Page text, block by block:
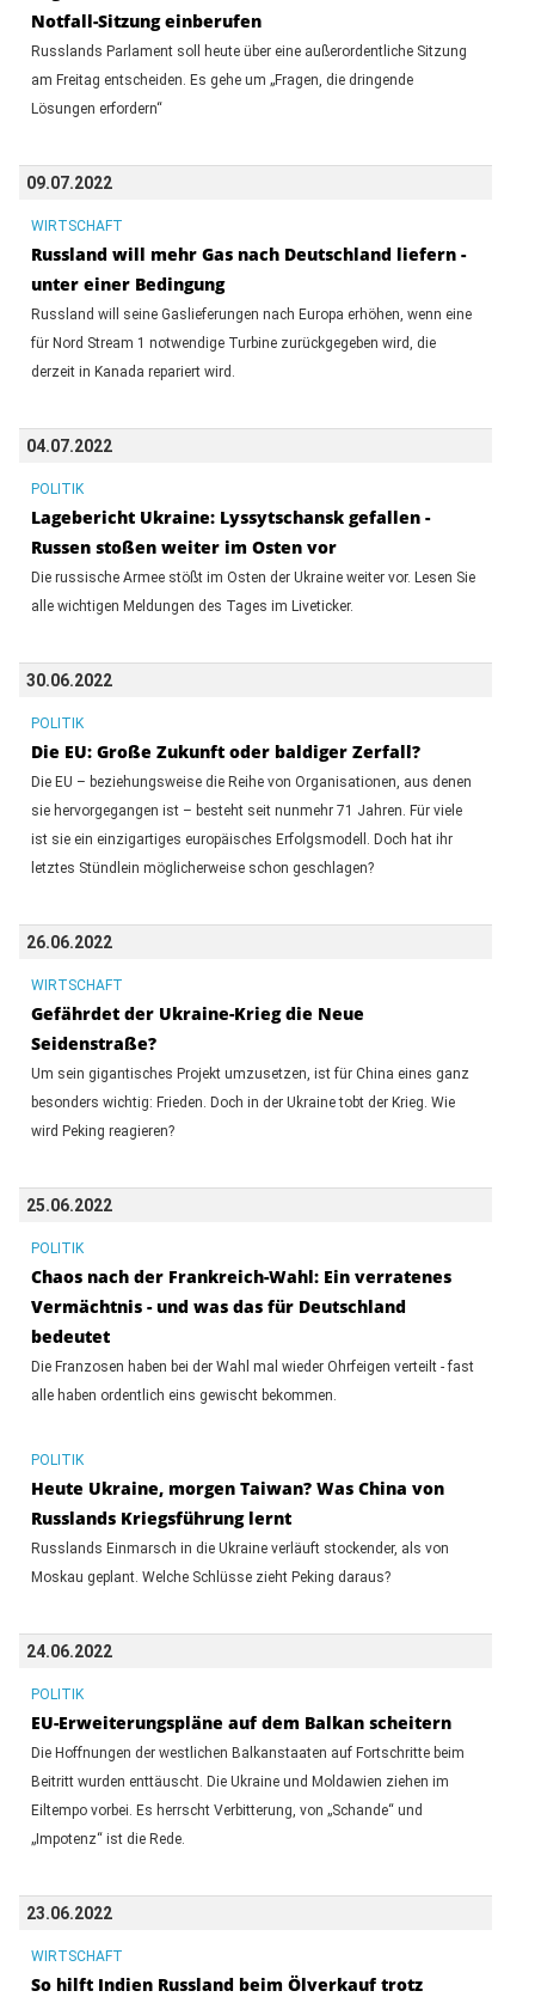
Notfall-Sitzung einberufen
Russlands Parlament soll heute über eine außerordentliche Sitzung
am Freitag entscheiden. Es gehe um „Fragen, die dringende
Lösungen erfordern“
09.07.2022
WIRTSCHAFT
Russland will mehr Gas nach Deutschland liefern -
unter einer Bedingung
Russland will seine Gaslieferungen nach Europa erhöhen, wenn eine
für Nord Stream 1 notwendige Turbine zurückgegeben wird, die
derzeit in Kanada repariert wird.
04.07.2022
POLITIK
Lagebericht Ukraine: Lyssytschansk gefallen -
Russen stoßen weiter im Osten vor
Die russische Armee stößt im Osten der Ukraine weiter vor. Lesen Sie
alle wichtigen Meldungen des Tages im Liveticker.
30.06.2022
POLITIK
Die EU: Große Zukunft oder baldiger Zerfall?
Die EU – beziehungsweise die Reihe von Organisationen, aus denen
sie hervorgegangen ist – besteht seit nunmehr 71 Jahren. Für viele
ist sie ein einzigartiges europäisches Erfolgsmodell. Doch hat ihr
letztes Stündlein möglicherweise schon geschlagen?
26.06.2022
WIRTSCHAFT
Gefährdet der Ukraine-Krieg die Neue
Seidenstraße?
Um sein gigantisches Projekt umzusetzen, ist für China eines ganz
besonders wichtig: Frieden. Doch in der Ukraine tobt der Krieg. Wie
wird Peking reagieren?
25.06.2022
POLITIK
Chaos nach der Frankreich-Wahl: Ein verratenes
Vermächtnis - und was das für Deutschland
bedeutet
Die Franzosen haben bei der Wahl mal wieder Ohrfeigen verteilt - fast
alle haben ordentlich eins gewischt bekommen.
POLITIK
Heute Ukraine, morgen Taiwan? Was China von
Russlands Kriegsführung lernt
Russlands Einmarsch in die Ukraine verläuft stockender, als von
Moskau geplant. Welche Schlüsse zieht Peking daraus?
24.06.2022
POLITIK
EU-Erweiterungspläne auf dem Balkan scheitern
Die Hoffnungen der westlichen Balkanstaaten auf Fortschritte beim
Beitritt wurden enttäuscht. Die Ukraine und Moldawien ziehen im
Eiltempo vorbei. Es herrscht Verbitterung, von „Schande“ und
„Impotenz“ ist die Rede.
23.06.2022
WIRTSCHAFT
So hilft Indien Russland beim Ölverkauf trotz